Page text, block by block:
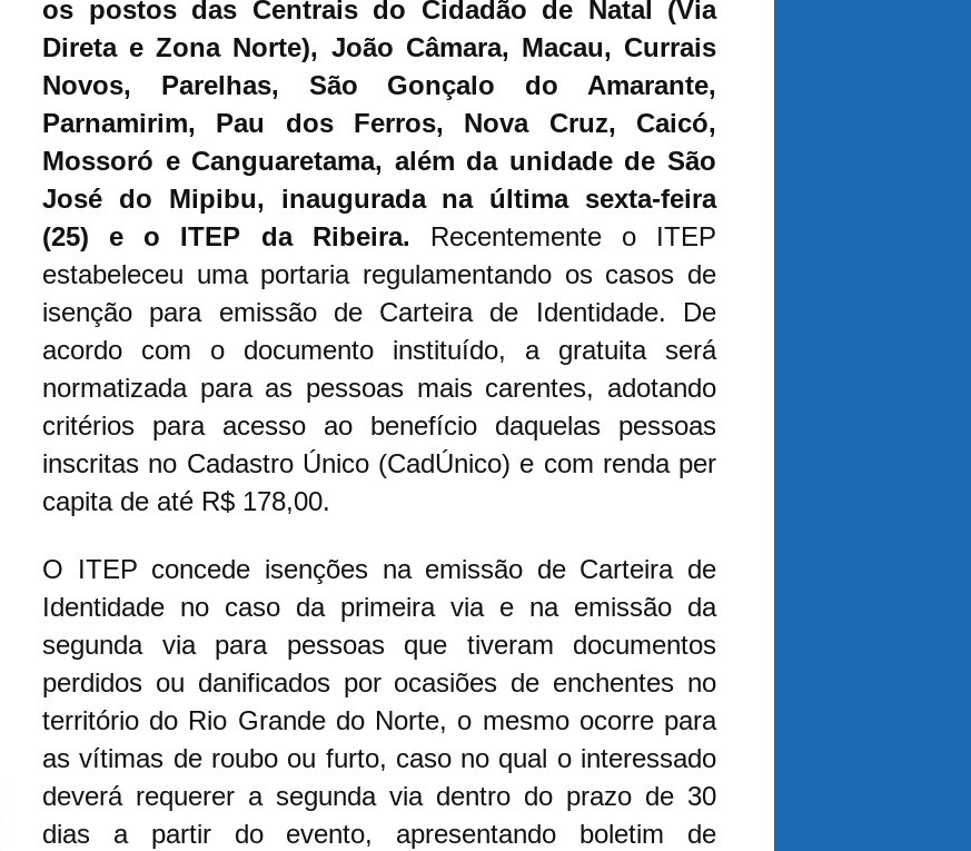
os postos das Centrais do Cidadão de Natal (Via
Direta e Zona Norte), João Câmara, Macau, Currais
Novos, Parelhas, São Gonçalo do Amarante,
Parnamirim, Pau dos Ferros, Nova Cruz, Caicó,
Mossoró e Canguaretama, além da unidade de São
José do Mipibu, inaugurada na última sexta-feira
(25) e o ITEP da Ribeira.
Recentemente o ITEP
estabeleceu uma portaria regulamentando os casos de
isenção para emissão de Carteira de Identidade. De
acordo com o documento instituído, a gratuita será
normatizada para as pessoas mais carentes, adotando
critérios para acesso ao benefício daquelas pessoas
inscritas no Cadastro Único (CadÚnico) e com renda per
capita de até R$ 178,00.
O ITEP concede isenções na emissão de Carteira de
Identidade no caso da primeira via e na emissão da
segunda via para pessoas que tiveram documentos
perdidos ou danificados por ocasiões de enchentes no
território do Rio Grande do Norte, o mesmo ocorre para
as vítimas de roubo ou furto, caso no qual o interessado
deverá requerer a segunda via dentro do prazo de 30
dias a partir do evento, apresentando boletim de